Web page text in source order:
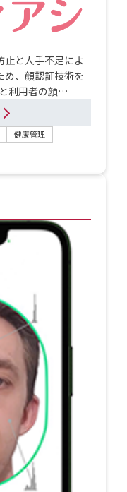
と人手不足によ
め、顔認証技術を
利用者の顔…
健康管理